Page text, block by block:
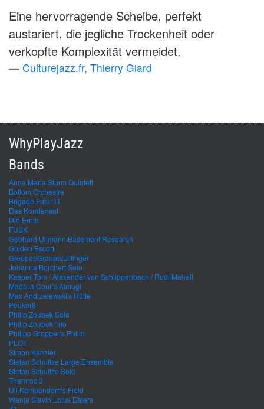
Eine hervorragende Scheibe, perfekt
austariert, die jegliche Trockenheit oder
verkopfte Komplexität vermeidet.
Culturejazz.fr, Thierry Giard
WhyPlayJazz
Bands
Anna Maria Sturm Quintett
Bottom Orchestra
Brigade Futur III
Das Kondensat
Die Ernte
FUSK
Gebhard Ullmann Basement Research
Golden Escort
Gropper/Graupe/Lillinger
Johanna Borchert Solo
Kasper Tom / Alexander von Schlippenbach / Rudi Mahall
Mads la Cour’s Almugi
Max Andrzejewski's Hütte
Peuker8
Philip Zoubek Solo
Philip Zoubek Trio
Philipp Gropper’s Philm
PLOT
Simon Kanzler
Stefan Schultze Large Ensemble
Stefan Schultze Solo
Themroc 3
Uli Kempendorff’s Field
Wanja Slavin Lotus Eaters